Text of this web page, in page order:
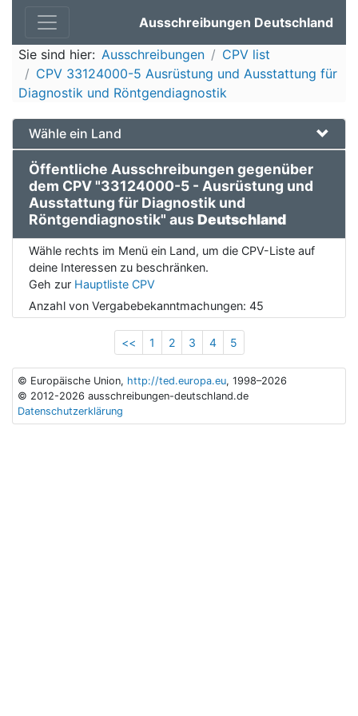
Ausschreibungen Deutschland
Sie sind hier: Ausschreibungen
CPV list
CPV 33124000-5 Ausrüstung und Ausstattung für
Diagnostik und Röntgendiagnostik
Wähle ein Land
Öffentliche Ausschreibungen gegenüber
dem CPV "33124000-5 - Ausrüstung und
Ausstattung für Diagnostik und
Röntgendiagnostik" ausDeutschland
Wähle rechts im Menü ein Land, um die CPV-Liste auf
deine Interessen zu beschränken.
Geh zur Hauptliste CPV
Anzahl von Vergabebekanntmachungen: 45
<< 1 2 3 4 5
© Europäische Union, http://ted.europa.eu, 1998–2026
© 2012-2026 ausschreibungen-deutschland.de
Datenschutzerklärung